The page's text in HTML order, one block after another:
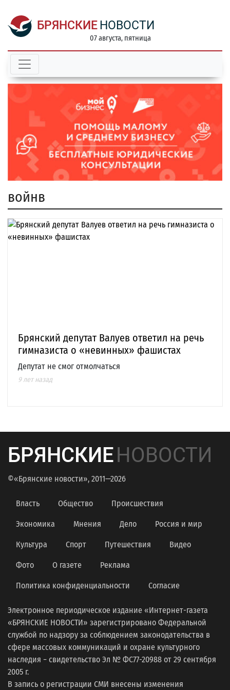
БРЯНСКИЕ НОВОСТИ
07 августа, пятница
войнв
Брянский депутат Валуев ответил на речь
гимназиста о «невинных» фашистах
Депутат не смог отмолчаться
9 лет назад
БРЯНСКИЕНОВОСТИ
©«Брянские новости», 2011—2026
Власть Общество Происшествия
Экономика Мнения Дело Россия и мир
Культура Спорт Путешествия Видео
Фото О газете Реклама
Политика конфиденциальности Согласие
Электронное периодическое издание «Интернет-газета
«БРЯНСКИЕ НОВОСТИ» зарегистрировано Федеральной
службой по надзору за соблюдением законодательства в
сфере массовых коммуникаций и охране культурного
наследия − свидетельство Эл № ФС77-20988 от 29 сентября
2005 г.
В запись о регистрации СМИ внесены изменения